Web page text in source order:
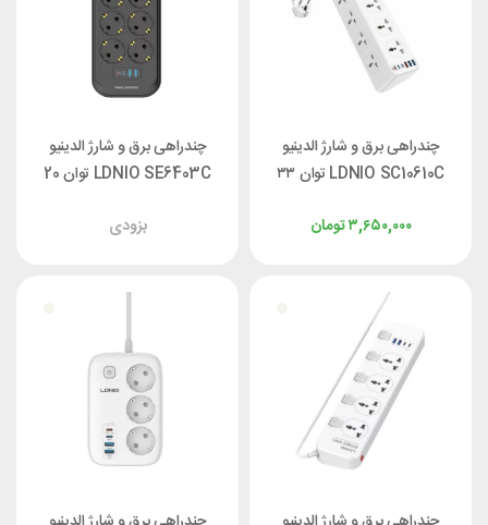
چندراهی برق و شارژ الدینیو
LDNIO SC10610C توان ۳۳
تومان۳,۶۵۰,۰۰۰
چندراهی برق و شارژ الدینیو
LDNIO SE6403C توان 20
بزودی